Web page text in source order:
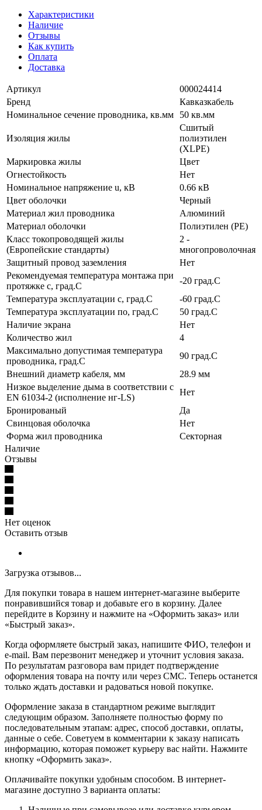
Характеристики
Наличие
Отзывы
Как купить
Оплата
Доставка
Артикул
000024414
Бренд
Кавказкабель
Номинальное сечение проводника, кв.мм
50 кв.мм
Изоляция жилы
Сшитый
полиэтилен
(XLPE)
Маркировка жилы
Цвет
Огнестойкость
Нет
Номинальное напряжение u, кВ
0.66 кВ
Цвет оболочки
Черный
Материал жил проводника
Алюминий
Материал оболочки
Полиэтилен (PE)
Класс токопроводящей жилы
(Европейские стандарты)
2 -
многопроволочная
Защитный провод заземления
Нет
Рекомендуемая температура монтажа при
протяжке с, град.C
-20 град.C
Температура эксплуатации с, град.C
-60 град.C
Температура эксплуатации по, град.C
50 град.C
Наличие экрана
Нет
Количество жил
4
Максимально допустимая температура
проводника, град.C
90 град.C
Внешний диаметр кабеля, мм
28.9 мм
Низкое выделение дыма в соответствии с
EN 61034-2 (исполнение нг-LS)
Нет
Бронированый
Да
Свинцовая оболочка
Нет
Форма жил проводника
Секторная
Наличие
Отзывы
Нет оценок
Оставить отзыв
Загрузка отзывов...
Для покупки товара в нашем интернет-магазине выберите
понравившийся товар и добавьте его в корзину. Далее
перейдите в Корзину и нажмите на «Оформить заказ» или
«Быстрый заказ».
Когда оформляете быстрый заказ, напишите ФИО, телефон и
e-mail. Вам перезвонит менеджер и уточнит условия заказа.
По результатам разговора вам придет подтверждение
оформления товара на почту или через СМС. Теперь останется
только ждать доставки и радоваться новой покупке.
Оформление заказа в стандартном режиме выглядит
следующим образом. Заполняете полностью форму по
последовательным этапам: адрес, способ доставки, оплаты,
данные о себе. Советуем в комментарии к заказу написать
информацию, которая поможет курьеру вас найти. Нажмите
кнопку «Оформить заказ».
Оплачивайте покупки удобным способом. В интернет-
магазине доступно 3 варианта оплаты: